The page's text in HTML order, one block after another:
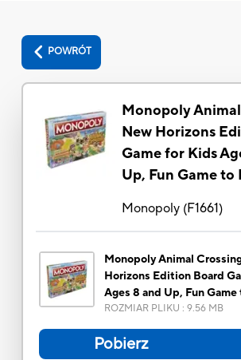
POWRÓT
Monopoly
New Horizons
Game for Kids
Up, Fun Game to
Monopoly(F1661)
Monopoly Animal
Horizons Edition Board
Ages 8 and Up, Fun Game
ROZMIAR PLIKU : 9.56 MB
Pobierz